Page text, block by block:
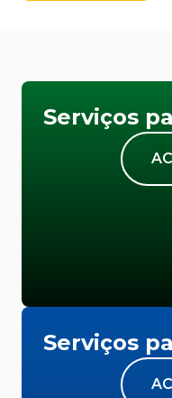
Serviços
Serviços